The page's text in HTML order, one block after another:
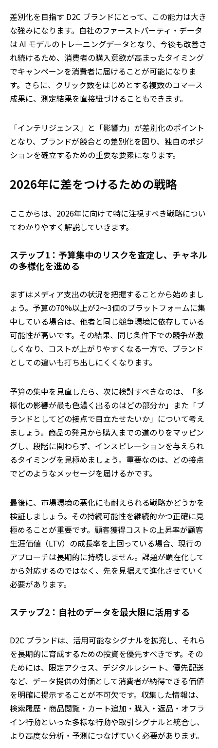
差別化を目指す D2C ブランドにとって、この能力は大き
な強みになります。自社のファーストパーティ・データ
は AI モデルのトレーニングデータとなり、今後も改善さ
れ続けるため、消費者の購入意欲が高まったタイミング
でキャンペーンを消費者に届けることが可能になりま
す。さらに、クリック数をはじめとする複数のコマース
成果に、測定結果を直接紐づけることもできます。
「インテリジェンス」と「影響力」が差別化のポイント
となり、ブランドが競合との差別化を図り、独自のポジ
ションを確立するための重要な要素になります。
2026年に差をつけるための戦略
ここからは、 2026年に向けて特に注視すべき戦略につい
てわかりやすく解説していきます。
ステップ1：予算集中のリスクを査定し、チャネル
の多様化を進める
まずはメディア支出の状況を把握することから始めまし
ょう。予算の70%以上が2～3個のプラットフォームに集
中している場合は、他者と同じ競争環境に依存している
可能性が高いです。その結果、同じ条件下での競争が激
しくなり、コストが上がりやすくなる一方で、ブランド
としての違いも打ち出しにくくなります。
予算の集中を見直したら、次に検討すべきなのは、「多
様化の影響が最も色濃く出るのはどの部分か」また「ブ
ランドとしてどの接点で目立たせたいか」について考え
ましょう。商品の発見から購入までの道のりをマッピン
グし、段階に関わらず、インスピレーションを与えられ
るタイミングを見極めましょう。重要なのは、どの接点
でどのようなメッセージを届けるかです。
最後に、市場環境の悪化にも耐えられる戦略かどうかを
検証しましょう。その持続可能性を継続的かつ正確に見
極めることが重要です。顧客獲得コストの上昇率が顧客
生涯価値（LTV）の成長率を上回っている場合、現行の
アプローチは長期的に持続しません。課題が顕在化して
から対応するのではなく、先を見据えて進化させていく
必要があります。
ステップ2：自社のデータを最大限に活用する
D2C ブランドは、活用可能なシグナルを拡充し、それら
を長期的に育成するための投資を優先すべきです。その
ためには、限定アクセス、デジタルレシート、優先配送
など、データ提供の対価として消費者が納得できる価値
を明確に提示することが不可欠です。収集した情報は、
検索履歴・商品閲覧・カート追加・購入・返品・オフラ
イン行動といった多様な行動や取引シグナルと統合し、
より高度な分析・予測につなげていく必要があります。